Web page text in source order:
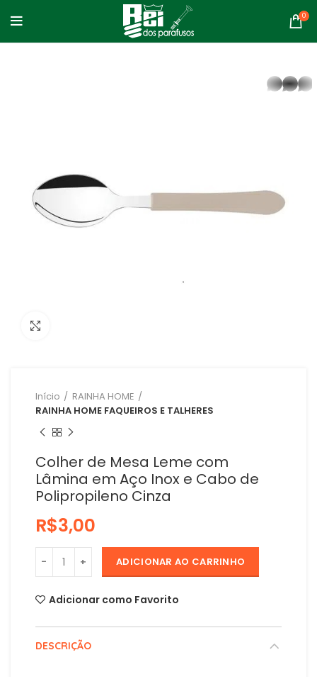
0
Início
RAINHA HOME
RAINHA HOME FAQUEIROS E TALHERES
Colher de Mesa Leme com
Lâmina em Aço Inox e Cabo de
Polipropileno Cinza
R$
ADICIONAR AO CARRINHO
Adicionar como Favorito
DESCRIÇÃO
whatsapp